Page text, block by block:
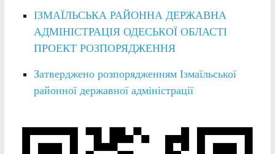
ІЗМАЇЛЬСЬКА РАЙОННА ДЕРЖАВНА
АДМІНІСТРАЦІЯ ОДЕСЬКОЇ ОБЛАСТІ
ПРОЕКТ РОЗПОРЯДЖЕННЯ
Затверджено розпорядженням Ізмаїльської
районної державної адміністрації